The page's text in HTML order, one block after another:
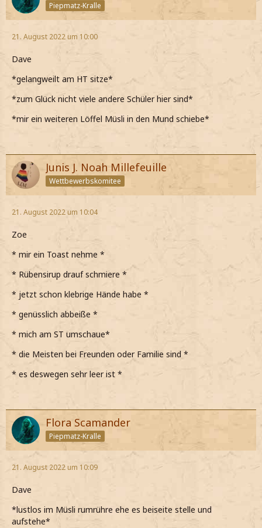
Piepmatz-Kralle
21. August 2022 um 10:00
Dave
*gelangweilt am HT sitze*
*zum Glück nicht viele andere Schüler hier sind*
*mir ein weiteren Löffel Müsli in den Mund schiebe*
Junis J. Noah Millefeuille
Wettbewerbskomitee
21. August 2022 um 10:04
Zoe
* mir ein Toast nehme *
* Rübensirup drauf schmiere *
* jetzt schon klebrige Hände habe *
* genüsslich abbeiße *
* mich am ST umschaue*
* die Meisten bei Freunden oder Familie sind *
* es deswegen sehr leer ist *
Flora Scamander
Piepmatz-Kralle
21. August 2022 um 10:09
Dave
*lustlos im Müsli rumrühre ehe es beiseite stelle und
aufstehe*